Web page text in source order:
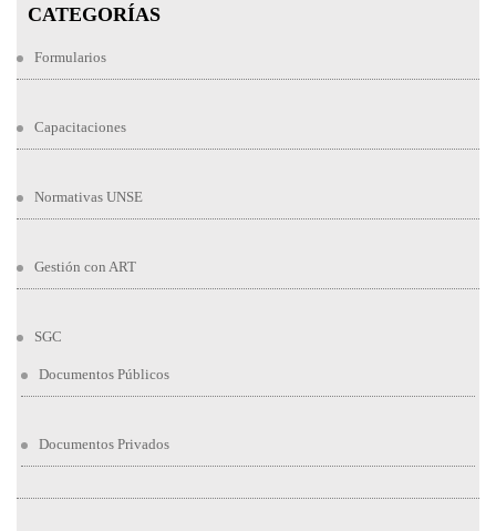
CATEGORÍAS
Formularios
Capacitaciones
Normativas UNSE
Gestión con ART
SGC
Documentos Públicos
Documentos Privados